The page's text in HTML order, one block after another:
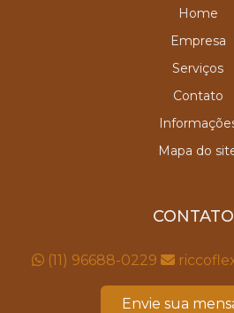
Home
Empresa
Serviços
Contato
Mapa do
(11) 96688-0229
Envie sua